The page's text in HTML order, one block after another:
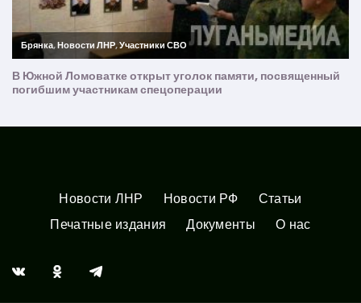
Новости ЛНР Новости РФ
Статьи
Печатные издания
Документы О нас